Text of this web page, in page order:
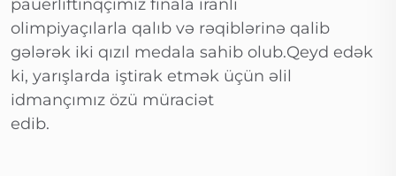
pauerliftinqçimiz finala iranlı
olimpiyaçılarla qalıb və rəqiblərinə qalib
gələrək iki qızıl medala sahib olub.Qeyd edək
ki, yarışlarda iştirak etmək üçün əlil
idmançımız özü müraciət
edib.